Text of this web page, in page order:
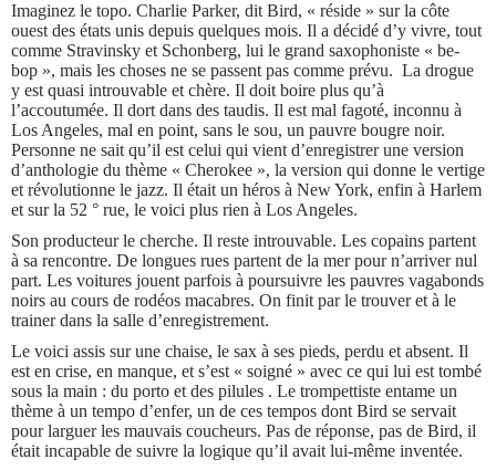
Imaginez le topo. Charlie Parker, dit Bird, « réside » sur la côte
ouest des états unis depuis quelques mois. Il a décidé d’y vivre, tout
comme Stravinsky et Schonberg, lui le grand saxophoniste « be-
bop », mais les choses ne se passent pas comme prévu. La drogue
y est quasi introuvable et chère. Il doit boire plus qu’à
l’accoutumée. Il dort dans des taudis. Il est mal fagoté, inconnu à
Los Angeles, mal en point, sans le sou, un pauvre bougre noir.
Personne ne sait qu’il est celui qui vient d’enregistrer une version
d’anthologie du thème « Cherokee », la version qui donne le vertige
et révolutionne le jazz. Il était un héros à New York, enfin à Harlem
et sur la 52 ° rue, le voici plus rien à Los Angeles.
Son producteur le cherche. Il reste introuvable. Les copains partent
à sa rencontre. De longues rues partent de la mer pour n’arriver nul
part. Les voitures jouent parfois à poursuivre les pauvres vagabonds
noirs au cours de rodéos macabres. On finit par le trouver et à le
trainer dans la salle d’enregistrement.
Le voici assis sur une chaise, le sax à ses pieds, perdu et absent. Il
est en crise, en manque, et s’est « soigné » avec ce qui lui est tombé
sous la main : du porto et des pilules . Le trompettiste entame un
thème à un tempo d’enfer, un de ces tempos dont Bird se servait
pour larguer les mauvais coucheurs. Pas de réponse, pas de Bird, il
était incapable de suivre la logique qu’il avait lui-même inventée.